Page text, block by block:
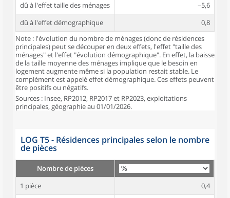
dû à l'effet taille des ménages
–5,6
dû à l'effet démographique
0,8
Note : l'évolution du nombre de ménages (donc de résidences
principales) peut se découper en deux effets, l'effet "taille des
ménages" et l'effet "évolution démographique". En effet, la baisse
de la taille moyenne des ménages implique que le besoin en
logement augmente même si la population restait stable. Le
complément est appelé effet démographique. Ces effets peuvent
être positifs ou négatifs.
Sources : Insee, RP2012, RP2017 et RP2023, exploitations
principales, géographie au 01/01/2026.
LOG T5 - Résidences principales selon le nombre
de pièces
Nombre de pièces
1 pièce
0,4